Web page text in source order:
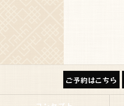
ご予約はこちら